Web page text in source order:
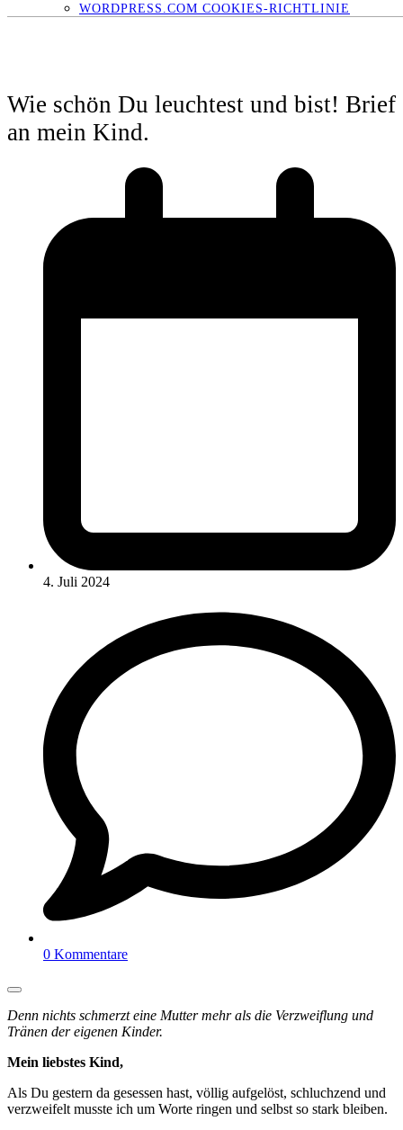
WORDPRESS.COM COOKIES-RICHTLINIE
Wie schön Du leuchtest und bist! Brief
an mein Kind.
4. Juli 2024
0 Kommentare
Denn nichts schmerzt eine Mutter mehr als die Verzweiflung und
Tränen der eigenen Kinder.
Mein liebstes Kind,
Als Du gestern da gesessen hast, völlig aufgelöst, schluchzend und
verzweifelt musste ich um Worte ringen und selbst so stark bleiben.